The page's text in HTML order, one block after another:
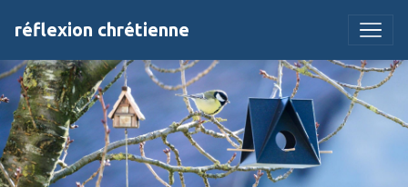
réflexion chrétienne